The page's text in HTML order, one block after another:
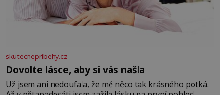
skutecnepribehy.cz
Dovolte lásce, aby si vás našla
Už jsem ani nedoufala, že mě něco tak krásného potká.